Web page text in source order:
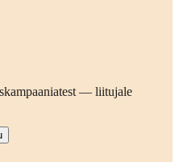
— liitujale